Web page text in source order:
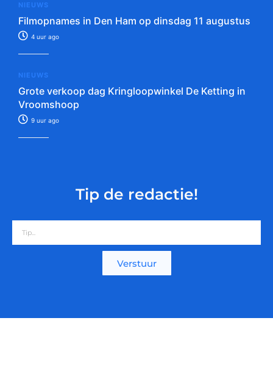
NIEUWS
Filmopnames in Den Ham op dinsdag 11 augustus
4 uur ago
NIEUWS
Grote verkoop dag Kringloopwinkel De Ketting in
Vroomshoop
9 uur ago
Tip de redactie!
Verstuur